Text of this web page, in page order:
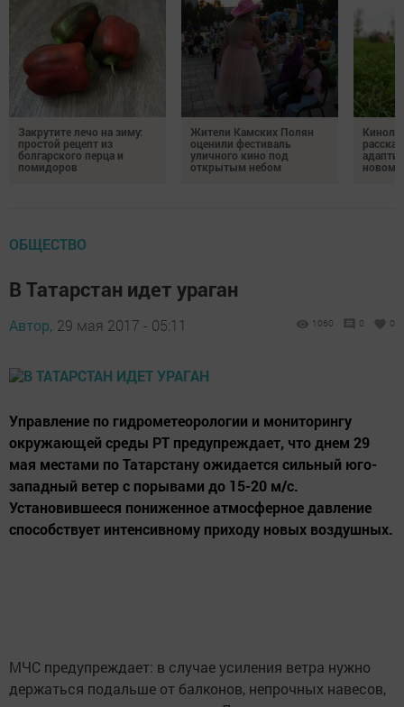
Закрутите лечо на зиму:
простой рецепт из
болгарского перца и
помидоров
Жители Камских Полян
оценили фестиваль
уличного кино под
открытым небом
ОБЩЕСТВО
В Татарстан идет ураган
Автор, 29 мая 2017 - 05:11 1060 0 0
Управление по гидрометеорологии и мониторингу
окружающей среды РТ предупреждает, что днем 29
мая местами по Татарстану ожидается сильный юго-
западный ветер с порывами до 15-20 м/с.
Установившееся пониженное атмосферное давление
способствует интенсивному приходу новых воздушных.
МЧС предупреждает: в случае усиления ветра нужно
держаться подальше от балконов, непрочных навесов,